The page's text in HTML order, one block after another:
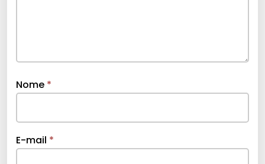
Nome *
E-mail *